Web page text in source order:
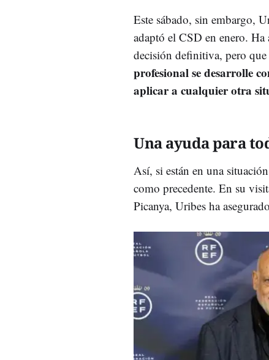
Este sábado, sin embargo,
adaptó el CSD en enero.
decisión definitiva, pero
profesional se desarrolle
aplicar a cualquier otra
Una ayuda para
Así, si están en una
como precedente. En su
Picanya, Uribes ha